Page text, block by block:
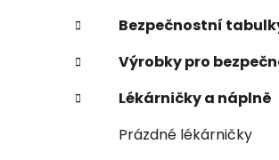
l
Bezpečnostní
Výrobky pro
Lékárničky a náplně
Prázdné lékárničky